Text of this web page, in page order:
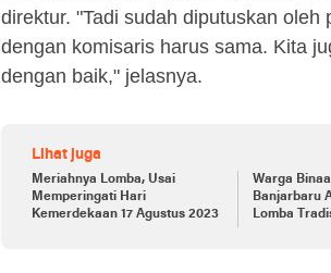
direktur. "Tadi sudah diputuskan
dengan komisaris harus sama. Kita
dengan baik," jelasnya.
Lihat juga
Meriahnya Lomba, Usai
Memperingati Hari
Kemerdekaan 17 Agustus 2023
Warga
Banjarbaru
Lomba